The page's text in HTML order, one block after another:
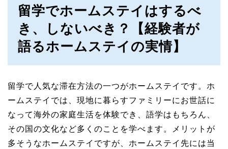
留学でホームステイはするべ
き、しないべき？【経験者が
語るホームステイの実情】
留学で人気な滞在方法の一つがホームステイです。ホ
ームステイでは、現地に暮らすファミリーにお世話に
なって海外の家庭生活を体験でき、語学はもちろん、
その国の文化など多くのことを学べます。メリットが
多そうなホームステイですが、ホームステイ先には当